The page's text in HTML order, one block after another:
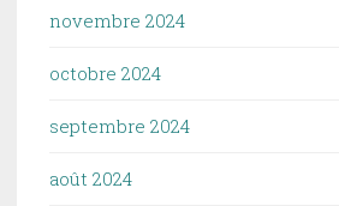
novembre 2024
octobre 2024
septembre 2024
août 2024